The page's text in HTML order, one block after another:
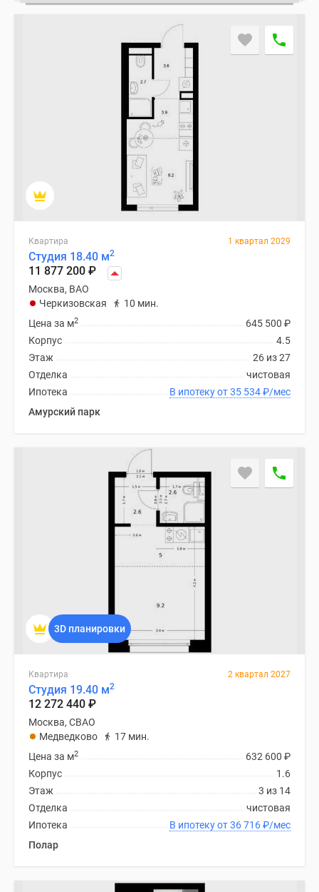
Квартира 1 квартал 2029
Студия 18.40 м2
11 877 200 ₽
Москва, ВАО
Черкизовская
10 мин.
645 500 ₽
Цена за м2
4.5
Корпус
26 из 27
Этаж
чистовая
Отделка
В ипотеку от 35 534₽/мес
Ипотека
Амурский парк
3D планировки
Квартира 2 квартал 2027
Студия 19.40 м2
12 272 440 ₽
Москва, СВАО
Медведково
17 мин.
632 600 ₽
Цена за м2
1.6
Корпус
3 из 14
Этаж
чистовая
Отделка
В ипотеку от 36 716₽/мес
Ипотека
Полар